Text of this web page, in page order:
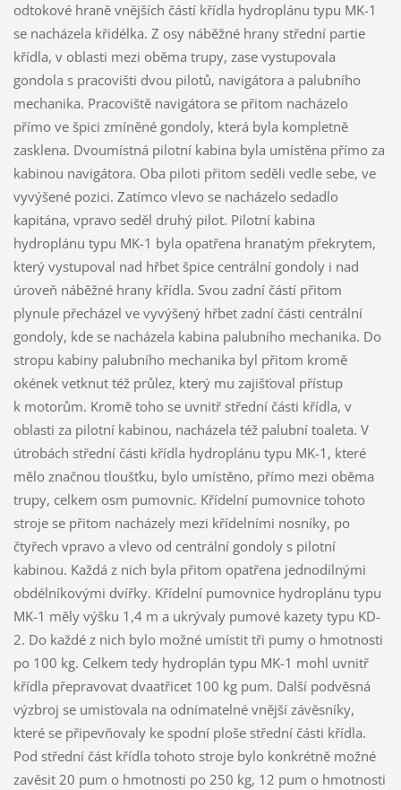
odtokové hraně vnějších částí křídla hydroplánu typu MK-1
se nacházela křidélka. Z osy náběžné hrany střední partie
křídla, v oblasti mezi oběma trupy, zase vystupovala
gondola s pracovišti dvou pilotů, navigátora a palubního
mechanika. Pracoviště navigátora se přitom nacházelo
přímo ve špici zmíněné gondoly, která byla kompletně
zasklena. Dvoumístná pilotní kabina byla umístěna přímo za
kabinou navigátora. Oba piloti přitom seděli vedle sebe, ve
vyvýšené pozici. Zatímco vlevo se nacházelo sedadlo
kapitána, vpravo seděl druhý pilot. Pilotní kabina
hydroplánu typu MK-1 byla opatřena hranatým překrytem,
který vystupoval nad hřbet špice centrální gondoly i nad
úroveň náběžné hrany křídla. Svou zadní částí přitom
plynule přecházel ve vyvýšený hřbet zadní části centrální
gondoly, kde se nacházela kabina palubního mechanika. Do
stropu kabiny palubního mechanika byl přitom kromě
okének vetknut též průlez, který mu zajišťoval přístup
k motorům. Kromě toho se uvnitř střední části křídla, v
oblasti za pilotní kabinou, nacházela též palubní toaleta. V
útrobách střední části křídla hydroplánu typu MK-1, které
mělo značnou tloušťku, bylo umístěno, přímo mezi oběma
trupy, celkem osm pumovnic. Křídelní pumovnice tohoto
stroje se přitom nacházely mezi křídelními nosníky, po
čtyřech vpravo a vlevo od centrální gondoly s pilotní
kabinou. Každá z nich byla přitom opatřena jednodílnými
obdélníkovými dvířky. Křídelní pumovnice hydroplánu typu
MK-1 měly výšku 1,4 m a ukrývaly pumové kazety typu KD-
2. Do každé z nich bylo možné umístit tři pumy o hmotnosti
po 100 kg. Celkem tedy hydroplán typu MK-1 mohl uvnitř
křídla přepravovat dvaatřicet 100 kg pum. Další podvěsná
výzbroj se umisťovala na odnímatelné vnější závěsníky,
které se připevňovaly ke spodní ploše střední části křídla.
Pod střední část křídla tohoto stroje bylo konkrétně možné
zavěsit 20 pum o hmotnosti po 250 kg, 12 pum o hmotnosti